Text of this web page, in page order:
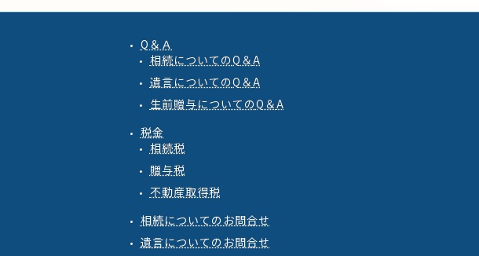
Q＆Ａ
相続についてのQ ＆A
遺言についてのQ ＆A
生前贈与についてのQ ＆A
税金
相続税
贈与税
不動産取得税
相続についてのお問合せ
遺言についてのお問合せ